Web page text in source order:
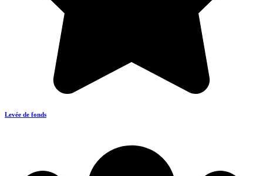
Levée de fonds